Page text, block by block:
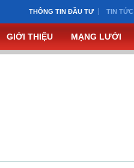
THÔNG TIN ĐẦU TƯ TIN
GIỚI THIỆU MẠNG LƯỚI